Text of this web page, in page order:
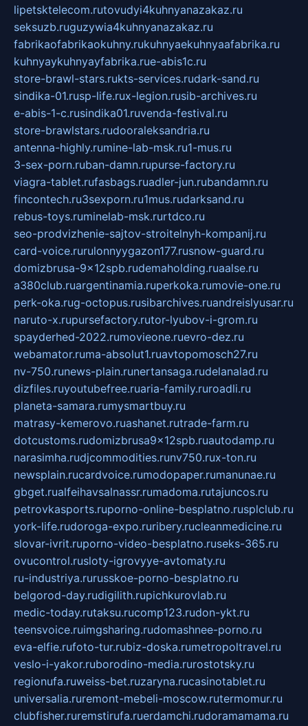
lipetsktelecom.rutovudyi4kuhnyanazakaz.ru
seksuzb.ruguzywia4kuhnyanazakaz.ru
fabrikaofabrikaokuhny.rukuhnyaekuhnyaafabrika.ru
kuhnyaykuhnyayfabrika.rue-abis1c.ru
store-brawl-stars.rukts-services.rudark-sand.ru
sindika-01.rusp-life.rux-legion.rusib-archives.ru
e-abis-1-c.rusindika01.ruvenda-festival.ru
store-brawlstars.rudooraleksandria.ru
antenna-highly.rumine-lab-msk.ru1-mus.ru
3-sex-porn.ruban-damn.rupurse-factory.ru
viagra-tablet.rufasbags.ruadler-jun.rubandamn.ru
fincontech.ru3sexporn.ru1mus.rudarksand.ru
rebus-toys.ruminelab-msk.rurtdco.ru
seo-prodvizhenie-sajtov-stroitelnyh-kompanij.ru
card-voice.rurulonnyygazon177.rusnow-guard.ru
domizbrusa-9x12spb.rudemaholding.ruaalse.ru
a380club.ruargentinamia.ruperkoka.rumovie-one.ru
perk-oka.rug-octopus.rusibarchives.ruandreislyusar.ru
naruto-x.rupursefactory.rutor-lyubov-i-grom.ru
spayderhed-2022.rumovieone.ruevro-dez.ru
webamator.ruma-absolut1.ruavtopomosch27.ru
nv-750.runews-plain.runertansaga.rudelanalad.ru
dizfiles.ruyoutubefree.ruaria-family.ruroadli.ru
planeta-samara.rumysmartbuy.ru
matrasy-kemerovo.ruashanet.rutrade-farm.ru
dotcustoms.rudomizbrusa9x12spb.ruautodamp.ru
narasimha.rudjcommodities.runv750.rux-ton.ru
newsplain.rucardvoice.rumodopaper.rumanunae.ru
gbget.rualfeihavsalnassr.rumadoma.rutajuncos.ru
petrovkasports.ruporno-online-besplatno.rusplclub.ru
york-life.rudoroga-expo.ruribery.rucleanmedicine.ru
slovar-ivrit.ruporno-video-besplatno.ruseks-365.ru
ovucontrol.rusloty-igrovyye-avtomaty.ru
ru-industriya.rurusskoe-porno-besplatno.ru
belgorod-day.rudigilith.rupichkurovlab.ru
medic-today.rutaksu.rucomp123.rudon-ykt.ru
teensvoice.ruimgsharing.rudomashnee-porno.ru
eva-elfie.rufoto-tur.rubiz-doska.rumetropoltravel.ru
veslo-i-yakor.ruborodino-media.rurostotsky.ru
regionufa.ruweiss-bet.ruzaryna.rucasinotablet.ru
universalia.ruremont-mebeli-moscow.rutermomur.ru
clubfisher.ruremstirufa.ruerdamchi.rudoramamama.ru